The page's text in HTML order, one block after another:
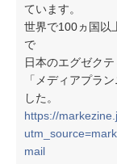
ています。
世界で100ヵ国以
で
日本のエグゼク
「メディアプラ
した。
https://
mail